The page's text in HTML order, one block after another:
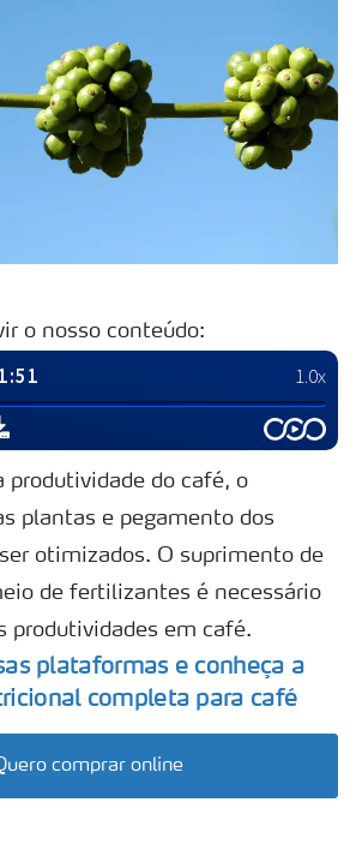
o nosso conteúdo:
produtividade do café, o
plantas e pegamento dos
otimizados. O suprimento de
de fertilizantes é necessário
produtividades em café.
plataformas e conheça a
completa para café
comprar online